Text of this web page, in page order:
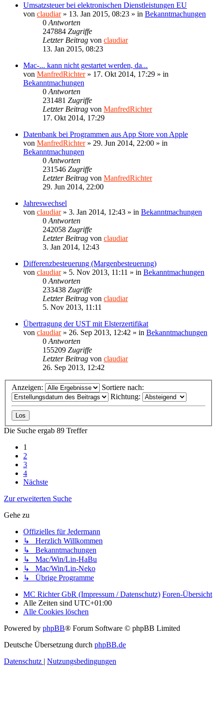
Umsatzsteuer bei elektronischen Dienstleistungen EU
von claudiar» 13. Jan 2015, 08:23 » in Bekanntmachungen
0 Antworten
247884 Zugriffe
Letzter Beitrag von claudiar
13. Jan 2015, 08:23
Mac-... kann nicht gestartet werden, da...
von ManfredRichter» 17. Okt 2014, 17:29 » in
Bekanntmachungen
0 Antworten
231481 Zugriffe
Letzter Beitrag von ManfredRichter
17. Okt 2014, 17:29
Datenbank bei Programmen aus App Store von Apple
von ManfredRichter» 29. Jun 2014, 22:00 » in
Bekanntmachungen
0 Antworten
231546 Zugriffe
Letzter Beitrag von ManfredRichter
29. Jun 2014, 22:00
Jahreswechsel
von claudiar» 3. Jan 2014, 12:43 » in Bekanntmachungen
0 Antworten
242058 Zugriffe
Letzter Beitrag von claudiar
3. Jan 2014, 12:43
Differenzbesteuerung (Margenbesteuerung)
von claudiar» 5. Nov 2013, 11:11 » in Bekanntmachungen
0 Antworten
233438 Zugriffe
Letzter Beitrag von claudiar
5. Nov 2013, 11:11
Übertragung der UST mit Elsterzertifikat
von claudiar» 26. Sep 2013, 12:42 » in Bekanntmachungen
0 Antworten
155209 Zugriffe
Letzter Beitrag von claudiar
26. Sep 2013, 12:42
Anzeigen:
Sortiere nach:
Richtung:
Die Suche ergab 89 Treffer
1
2
3
4
Nächste
Zur erweiterten Suche
Gehe zu
Offizielles für Jedermann
↳ Herzlich Willkommen
↳ Bekanntmachungen
↳ Mac/Win/Lin-HaBu
↳ Mac/Win/Lin-Neko
↳ Übrige Programme
MC Richter GbR (Impressum / Datenschutz) Foren-Übersicht
Alle Zeiten sind UTC+01:00
Alle Cookies löschen
Powered by phpBB® Forum Software © phpBB Limited
Deutsche Übersetzung durch phpBB.de
Datenschutz
Nutzungsbedingungen